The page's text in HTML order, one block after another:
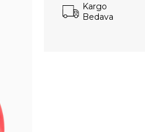
Kargo
Bedava